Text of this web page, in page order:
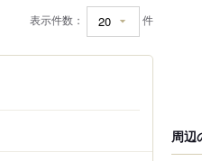
表示件数： 件
周辺